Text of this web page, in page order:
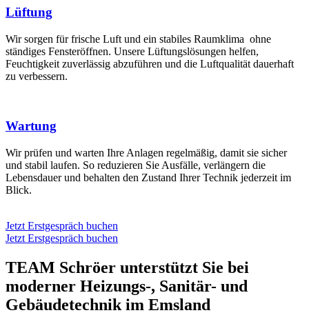
Lüftung
Wir sorgen für frische Luft und ein stabiles Raumklima ohne
ständiges Fensteröffnen. Unsere Lüftungslösungen helfen,
Feuchtigkeit zuverlässig abzuführen und die Luftqualität dauerhaft
zu verbessern.
Wartung
Wir prüfen und warten Ihre Anlagen regelmäßig, damit sie sicher
und stabil laufen. So reduzieren Sie Ausfälle, verlängern die
Lebensdauer und behalten den Zustand Ihrer Technik jederzeit im
Blick.
Jetzt Erstgespräch buchen
Jetzt Erstgespräch buchen
TEAM Schröer unterstützt Sie bei
moderner Heizungs-, Sanitär- und
Gebäudetechnik im Emsland